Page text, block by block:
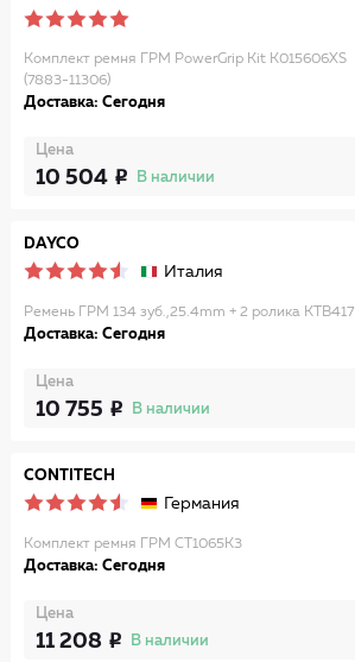
Комплект ремня ГРМ PowerGrip Kit K015606XS
(7883-11306)
Доставка: Сегодня
Цена
10 504 В наличии
DAYCO
Италия
Ремень ГРМ 134 зуб.,25.4mm + 2 ролика KTB417
Доставка: Сегодня
Цена
10 755 В наличии
CONTITECH
Германия
Комплект ремня ГРМ CT1065K3
Доставка: Сегодня
Цена
11 208 В наличии